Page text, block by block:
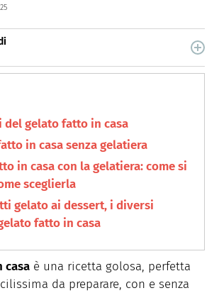
da oltre 10 anni scrivo di food,
Quando non sono seduta al pc, mi
del gelato fatto in casa
in casa senza gelatiera
in casa con la gelatiera: come si
sceglierla
gelato ai dessert, i diversi
fatto in casa
casa è una ricetta golosa, perfetta
da preparare, con e senza